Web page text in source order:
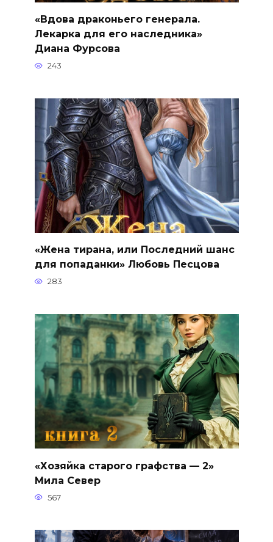
«Вдова драконьего генерала.
Лекарка для его наследника»
Диана Фурсова
243
«Жена тирана, или Последний шанс
для попаданки» Любовь Песцова
283
«Хозяйка старого графства — 2»
Мила Север
567